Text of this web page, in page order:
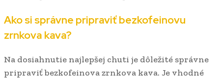
Ako si správne pripraviť bezkofeinovu
zrnkova kava?
Na dosiahnutie najlepšej chuti je dôležité správne
pripraviť bezkofeinova zrnkova kava. Je vhodné